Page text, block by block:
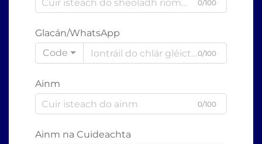
0/100
Glacán/WhatsApp
Code
0/100
Ainm
0/100
Ainm na Cuideachta